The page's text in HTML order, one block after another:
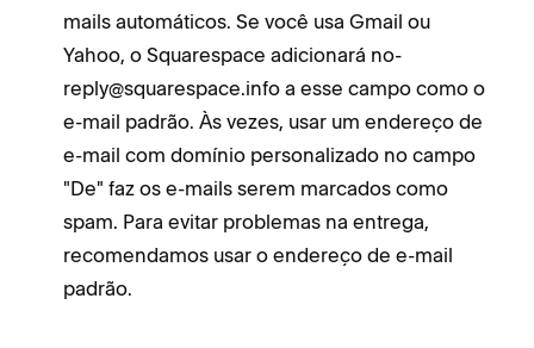
mails automáticos. Se você usa Gmail ou
Yahoo, o Squarespace adicionará no-
reply@squarespace.info a esse campo como o
e-mail padrão. Às vezes, usar um endereço de
e-mail com domínio personalizado no campo
"De" faz os e-mails serem marcados como
spam. Para evitar problemas na entrega,
recomendamos usar o endereço de e-mail
padrão.